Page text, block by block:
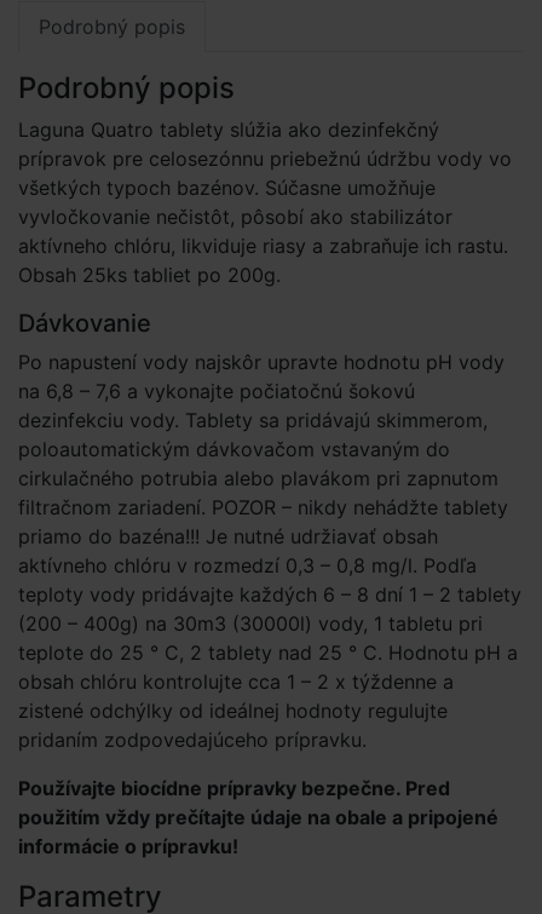
Podrobný popis
Podrobný popis
Laguna Quatro tablety slúžia ako dezinfekčný
prípravok pre celosezónnu priebežnú údržbu vody vo
všetkých typoch bazénov. Súčasne umožňuje
vyvločkovanie nečistôt, pôsobí ako stabilizátor
aktívneho chlóru, likviduje riasy a zabraňuje ich rastu.
Obsah 25ks tabliet po 200g.
Dávkovanie
Po napustení vody najskôr upravte hodnotu pH vody
na 6,8 – 7,6 a vykonajte počiatočnú šokovú
dezinfekciu vody. Tablety sa pridávajú skimmerom,
poloautomatickým dávkovačom vstavaným do
cirkulačného potrubia alebo plavákom pri zapnutom
filtračnom zariadení. POZOR – nikdy nehádžte tablety
priamo do bazéna!!! Je nutné udržiavať obsah
aktívneho chlóru v rozmedzí 0,3 – 0,8 mg/l. Podľa
teploty vody pridávajte každých 6 – 8 dní 1 – 2 tablety
(200 – 400g) na 30m3 (30000l) vody, 1 tabletu pri
teplote do 25 ° C, 2 tablety nad 25 ° C. Hodnotu pH a
obsah chlóru kontrolujte cca 1 – 2 x týždenne a
zistené odchýlky od ideálnej hodnoty regulujte
pridaním zodpovedajúceho prípravku.
Používajte biocídne prípravky bezpečne. Pred
použitím vždy prečítajte údaje na obale a pripojené
informácie o prípravku!
Parametry